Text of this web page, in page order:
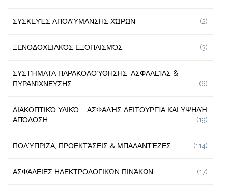
ΣΥΣΚΕΥΈΣ ΑΠΟΛΎΜΑΝΣΗΣ ΧΏΡΩΝ (2)
ΞΕΝΟΔΟΧΕΙΑΚΌΣ ΕΞΟΠΛΙΣΜΌΣ (3)
ΣΥΣΤΉΜΑΤΑ ΠΑΡΑΚΟΛΟΎΘΗΣΗΣ, ΑΣΦΑΛΕΊΑΣ &
ΠΥΡΑΝΊΧΝΕΥΣΗΣ
(6)
ΔΙΑΚΟΠΤΙΚΌ ΥΛΙΚΌ – ΑΣΦΑΛΉΣ ΛΕΙΤΟΥΡΓΊΑ ΚΑΙ ΥΨΗΛΉ
ΑΠΌΔΟΣΗ
(19)
ΠΟΛΎΠΡΙΖΑ, ΠΡΟΕΚΤΆΣΕΙΣ & ΜΠΑΛΑΝΤΈΖΕΣ (114)
ΑΣΦΆΛΕΙΕΣ ΗΛΕΚΤΡΟΛΟΓΙΚΏΝ ΠΙΝΆΚΩΝ (17)